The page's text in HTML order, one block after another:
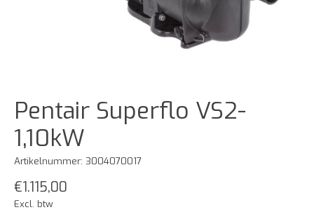
Pentair Superflo VS2-
1,10kW
Artikelnummer: 3004070017
€1.115,00
Excl. btw